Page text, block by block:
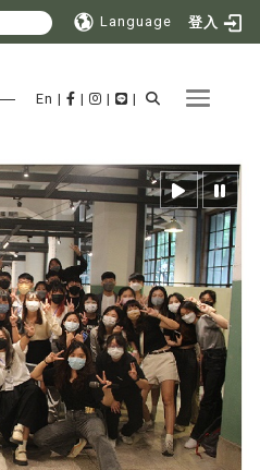
Language 登入
Toggle
En | | | |